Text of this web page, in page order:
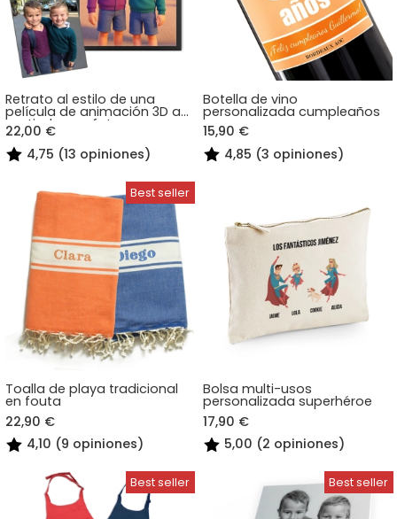
Retrato al estilo de una
película de animación 3D a
partir de una foto
22,00 €
4,75 (13 opiniones)
Botella de vino
personalizada cumpleaños
15,90 €
4,85 (3 opiniones)
Toalla de playa tradicional
en fouta
22,90 €
4,10 (9 opiniones)
Bolsa multi-usos
personalizada superhéroe
17,90 €
5,00 (2 opiniones)